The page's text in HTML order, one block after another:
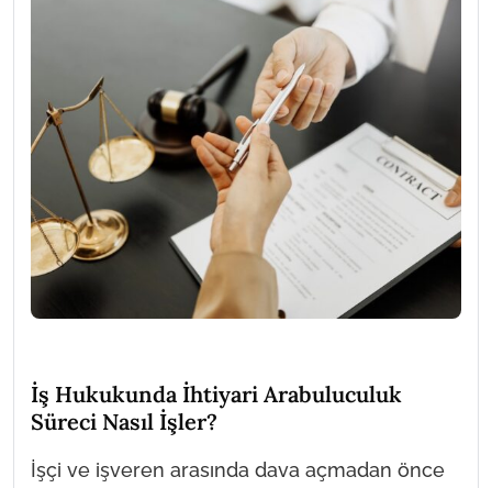
İş Hukukunda İhtiyari Arabuluculuk
Süreci Nasıl İşler?
İşçi ve işveren arasında dava açmadan önce